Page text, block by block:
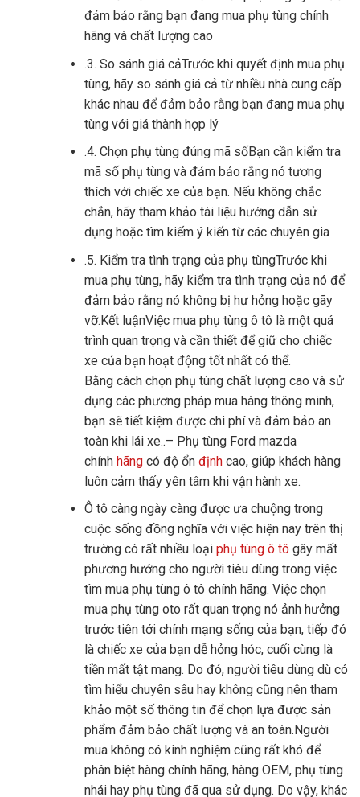
đảm bảo rằng bạn đang mua phụ tùng chính
hãng và chất lượng cao
.3. So sánh giá cảTrước khi quyết định mua phụ
tùng, hãy so sánh giá cả từ nhiều nhà cung cấp
khác nhau để đảm bảo rằng bạn đang mua phụ
tùng với giá thành hợp lý
.4. Chọn phụ tùng đúng mã sốBạn cần kiểm tra
mã số phụ tùng và đảm bảo rằng nó tương
thích với chiếc xe của bạn. Nếu không chắc
chắn, hãy tham khảo tài liệu hướng dẫn sử
dụng hoặc tìm kiếm ý kiến ​​từ các chuyên gia
.5. Kiểm tra tình trạng của phụ tùngTrước khi
mua phụ tùng, hãy kiểm tra tình trạng của nó để
đảm bảo rằng nó không bị hư hỏng hoặc gãy
vỡ.Kết luậnViệc mua phụ tùng ô tô là một quá
trình quan trọng và cần thiết để giữ cho chiếc
xe của bạn hoạt động tốt nhất có thể.
Bằng cách chọn phụ tùng chất lượng cao và sử
dụng các phương pháp mua hàng thông minh,
bạn sẽ tiết kiệm được chi phí và đảm bảo an
toàn khi lái xe..– Phụ tùng Ford mazda
chính hãngcó độ ổnđịnhcao, giúp khách hàng
luôn cảm thấy yên tâm khi vận hành xe.
Ô tô càng ngày càng được ưa chuộng trong
cuộc sống đồng nghĩa với việc hiện nay trên thị
trường có rất nhiều loại phụ tùng ô tô gây mất
phương hướng cho người tiêu dùng trong việc
tìm mua phụ tùng ô tô chính hãng. Việc chọn
mua phụ tùng oto rất quan trọng nó ảnh hưởng
trước tiên tới chính mạng sống của bạn, tiếp đó
là chiếc xe của bạn dễ hỏng hóc, cuối cùng là
tiền mất tật mang. Do đó, người tiêu dùng dù có
tìm hiểu chuyên sâu hay không cũng nên tham
khảo một số thông tin để chọn lựa được sản
phẩm đảm bảo chất lượng và an toàn.Người
mua không có kinh nghiệm cũng rất khó để
phân biệt hàng chính hãng, hàng OEM, phụ tùng
nhái hay phụ tùng đã qua sử dụng. Do vậy, khác